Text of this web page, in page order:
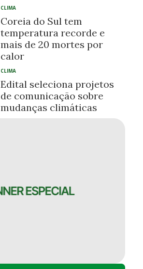
CLIMA
Coreia do Sul tem
temperatura recorde e
mais de 20 mortes por
calor
CLIMA
Edital seleciona projetos
de comunicação sobre
mudanças climáticas